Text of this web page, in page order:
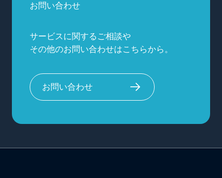
お問い合わせ
サービスに関するご相談や
その他のお問い合わせはこちらから。
お問い合わせ